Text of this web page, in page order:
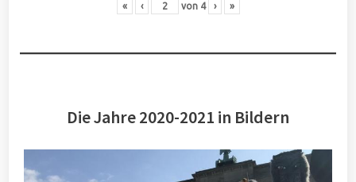
« ‹ von 4 › »
Die Jahre 2020-2021 in Bildern